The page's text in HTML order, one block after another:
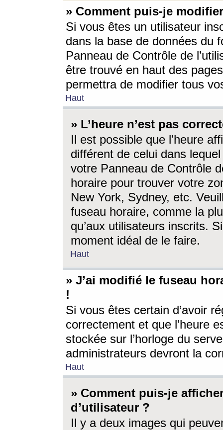
» Comment puis-je
Si vous êtes un utilisateur
dans la base de données du
Panneau de Contrôle de
être trouvé en haut des
permettra de modifier tous
Haut
» L’heure n’est pas
Il est possible que l’heure
différent de celui dans
votre Panneau de Contrôle
horaire pour trouver votre
New York, Sydney, etc.
fuseau horaire, comme la
qu’aux utilisateurs inscrits.
moment idéal de le faire.
Haut
» J’ai modifié le fuseau
!
Si vous êtes certain d’avoir
correctement et que l’heure
stockée sur l’horloge du
administrateurs devront la
Haut
» Comment puis-je
d’utilisateur ?
Il y a deux images qui